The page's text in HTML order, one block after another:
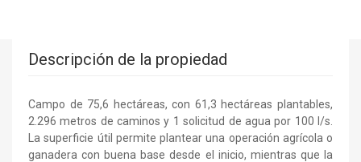
Descripción de la propiedad
Campo de 75,6 hectáreas, con 61,3 hectáreas plantables,
2.296 metros de caminos y 1 solicitud de agua por 100 l/s.
La superficie útil permite plantear una operación agrícola o
ganadera con buena base desde el inicio, mientras que la